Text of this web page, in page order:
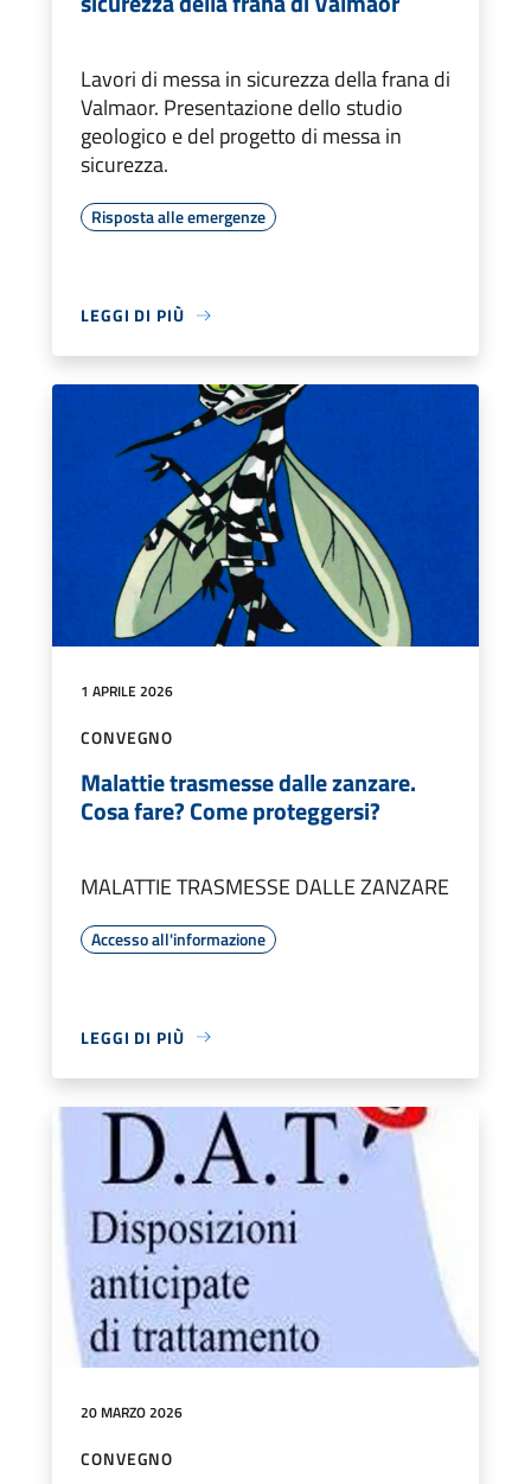
Lavori di messa in sicurezza della frana di
Valmaor. Presentazione dello studio
geologico e del progetto di messa in
sicurezza.
Risposta alle emergenze
LEGGI DI PIÙ
1 APRILE 2026
CONVEGNO
Malattie trasmesse dalle zanzare.
Cosa fare? Come proteggersi?
MALATTIE TRASMESSE DALLE ZANZARE
Accesso all'informazione
LEGGI DI PIÙ
20 MARZO 2026
CONVEGNO